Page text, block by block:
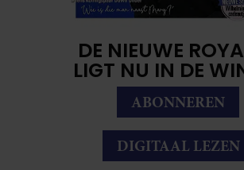
DE NIEUWE
LIGT NU IN DE
ABONNEREN
DIGITAAL LEZEN